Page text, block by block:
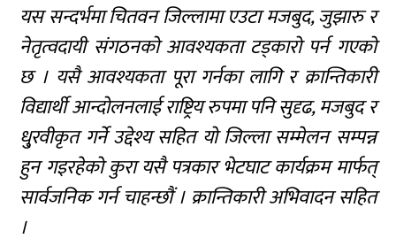
यस सन्दर्भमा चितवन जिल्लामा एउटा मजबुद, जुझारु र
नेतृत्वदायी संगठनको आवश्यकता टड्कारो पर्न गएको
छ । यसै आवश्यकता पूरा गर्नका लागि र क्रान्तिकारी
विद्यार्थी आन्दोलनलाई राष्ट्रिय रुपमा पनि सुदृढ, मजबुद र
धु्रवीकृत गर्ने उद्देश्य सहित यो जिल्ला सम्मेलन सम्पन्न
हुन गइरहेको कुरा यसै पत्रकार भेटघाट कार्यक्रम मार्फत्
सार्वजनिक गर्न चाहन्छौं । क्रान्तिकारी अभिवादन सहित
।